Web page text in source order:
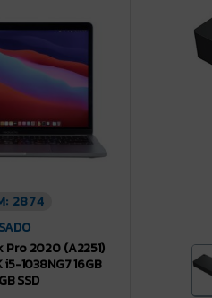
2874
Pro 2020 (A2251)
i5-1038NG7 16GB
SSD